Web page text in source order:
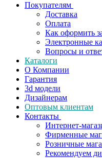
Покупателям
Доставка
Оплата
Как оформить
Электронные
Вопросы и
Каталоги
О Компании
Гарантия
3d модели
Дизайнерам
Оптовым клиентам
Контакты
Интернет-
Фирменные
Розничные
Рекомендуем